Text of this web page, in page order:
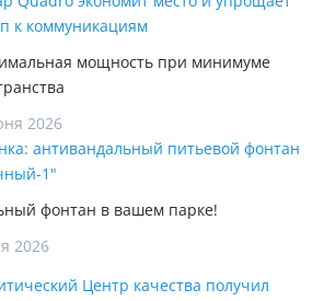
к коммуникациям
мощность при минимуме
2026
антивандальный питьевой фонтан
1"
фонтан в вашем парке!
2026
Центр качества получил